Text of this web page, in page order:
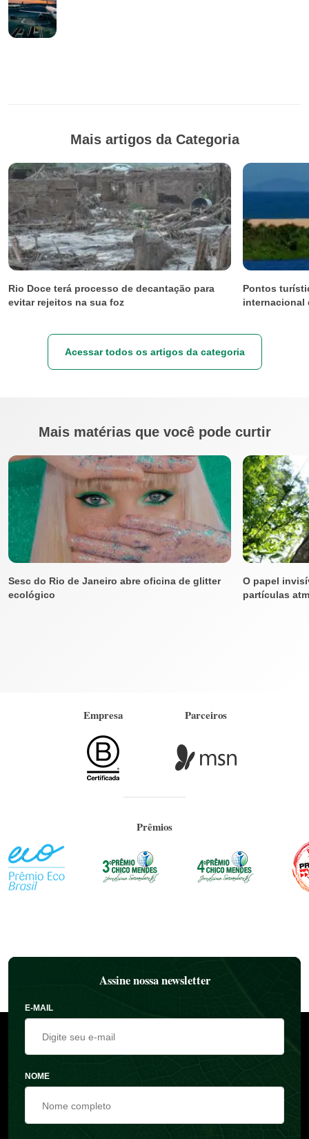
Mais artigos da Categoria
Rio Doce terá processo de decantação para
evitar rejeitos na sua foz
Pontos
internacional
Acessar todos os artigos da categoria
Mais matérias que você pode curtir
Sesc do Rio de Janeiro abre oficina de glitter
ecológico
O papel
partículas
Empresa Parceiros
Prêmios
Assine nossa newsletter
E-MAIL
NOME